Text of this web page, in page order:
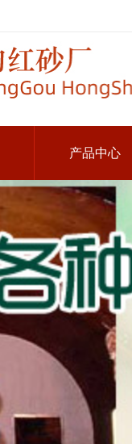
产品中心